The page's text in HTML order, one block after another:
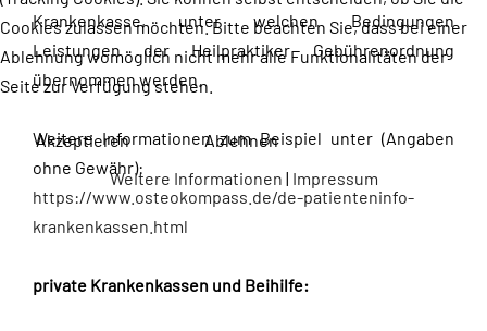
Krankenkasse, unter welchen Bedingungen
Leistungen der Heilpraktiker Gebührenordnung
übernommen werden.
Weitere Informationen zum Beispiel unter (Angaben
ohne Gewähr):
https://www.osteokompass.de/de-patienteninfo-
krankenkassen.html
private Krankenkassen und Beihilfe:
Cookies zulassen möchten. Bitte beachten Sie, dass bei einer
Ablehnung womöglich nicht mehr alle Funktionalitäten der
Seite zur Verfügung stehen.
Akzeptieren
Ablehnen
Weitere Informationen | Impressum